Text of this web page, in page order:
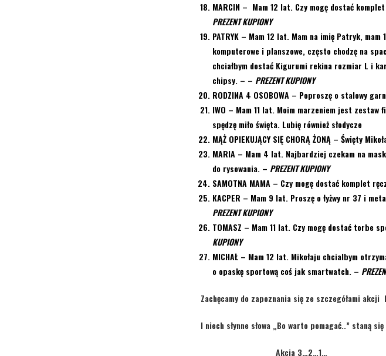
MARCIN – Mam 12 lat. Czy mogę dostać
PREZENT KUPIONY
PATRYK – Mam 12 lat. Mam na imię Patryk,
komputerowe i planszowe, często chodzę na
chciałbym dostać Kigurumi rekina rozmiar L i
chipsy. – – PREZENT KUPIONY
RODZINA 4 OSOBOWA – Poproszę o stalowy
IWO – Mam 11 lat. Moim marzeniem jest
spędzę miło święta. Lubię również słodycze
MĄŻ OPIEKUJĄCY SIĘ CHORĄ ŻONĄ – Święty
MARIA – Mam 4 lat. Najbardziej czekam na
do rysowania. – PREZENT KUPIONY
SAMOTNA MAMA – Czy mogę dostać komplet
KACPER – Mam 9 lat. Proszę o łyżwy nr 37 i
PREZENT KUPIONY
TOMASZ – Mam 11 lat. Czy mogę dostać torbe
KUPIONY
MICHAŁ – Mam 12 lat. Mikołaju chcialbym
o opaskę sportową coś jak smartwatch. –
Zachęcamy do zapoznania się ze szczegółami akcji
I niech słynne słowa „Bo warto pomagać..” staną
Akcja 3…2…1…